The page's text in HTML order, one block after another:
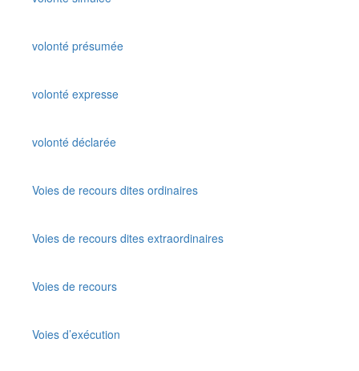
volonté présumée
volonté expresse
volonté déclarée
Voies de recours dites ordinaires
Voies de recours dites extraordinaires
Voies de recours
Voies d’exécution